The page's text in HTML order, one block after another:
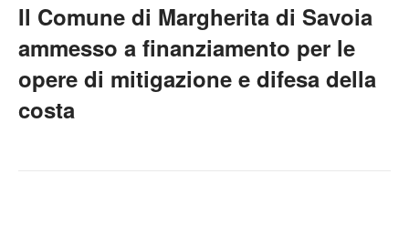
Il Comune di Margherita di Savoia
ammesso a finanziamento per le
opere di mitigazione e difesa della
costa